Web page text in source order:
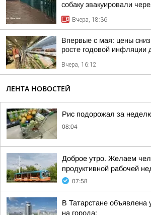
собаку эвакуировали
Вчера, 18:36
Впервые с мая: цены
росте годовой инфляции
Вчера, 16:12
ЛЕНТА НОВОСТЕЙ
Рис подорожал за
08:04
Доброе утро. Желаем
продуктивной рабочей
07:58
В Татарстане объявлена
на города: